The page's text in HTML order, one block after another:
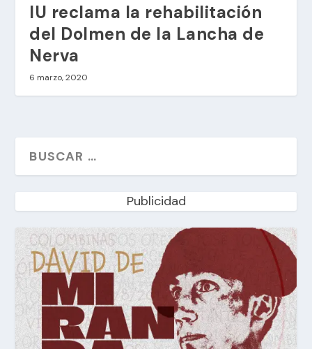
IU reclama la rehabilitación
del Dolmen de la Lancha de
Nerva
6 marzo, 2020
Publicidad